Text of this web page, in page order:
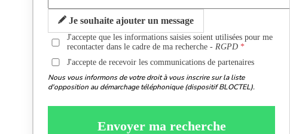
Je souhaite ajouter un message
J'accepte que les informations saisies soient utilisées pour me
recontacter dans le cadre de ma recherche -RGPD
J'accepte de recevoir les communications de partenaires
Nous vous informons de votre droit à vous inscrire sur la liste
d'opposition au démarchage téléphonique (dispositif BLOCTEL).
Envoyer ma recherche